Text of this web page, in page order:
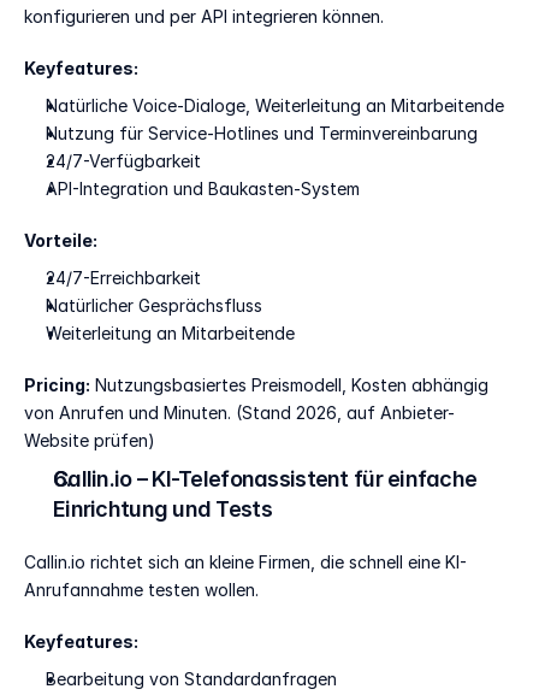
konfigurieren und per API integrieren können.
Keyfeatures:
Natürliche Voice-Dialoge, Weiterleitung an Mitarbeitende
Nutzung für Service-Hotlines und Terminvereinbarung
24/7-Verfügbarkeit
API-Integration und Baukasten-System
Vorteile:
24/7-Erreichbarkeit
Natürlicher Gesprächsfluss
Weiterleitung an Mitarbeitende
Pricing: Nutzungsbasiertes Preismodell, Kosten abhängig
von Anrufen und Minuten. (Stand 2026, auf Anbieter-
Website prüfen)
Callin.io – KI-Telefonassistent für einfache
Einrichtung und Tests
Callin.io richtet sich an kleine Firmen, die schnell eine KI-
Anrufannahme testen wollen.
Keyfeatures:
Bearbeitung von Standardanfragen